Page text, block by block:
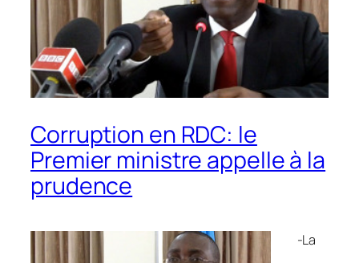
Corruption en RDC: le
Premier ministre appelle à la
prudence
-La